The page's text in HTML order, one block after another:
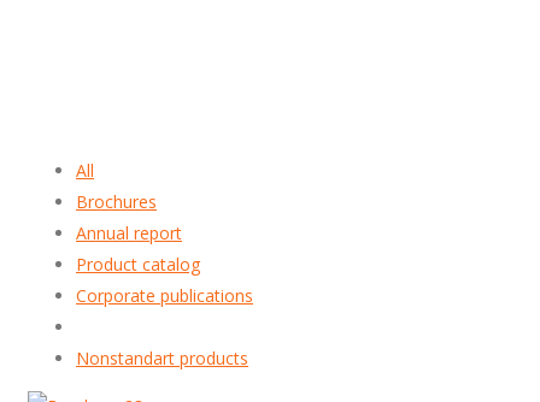
All
Brochures
Annual report
Product catalog
Corporate publications
Nonstandart products